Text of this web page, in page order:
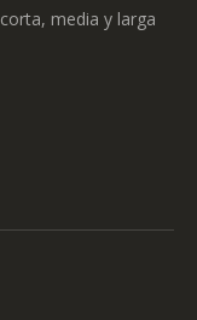
media y larga